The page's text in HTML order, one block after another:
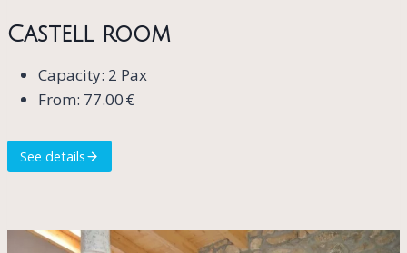
Castell room
Capacity: 2 Pax
From: 77.00 €
See details